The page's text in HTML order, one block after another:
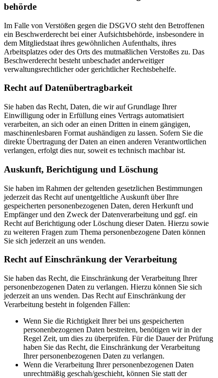
behörde
Im Falle von Verstößen gegen die DSGVO steht den Betroffenen
ein Beschwerderecht bei einer Aufsichtsbehörde, insbesondere in
dem Mitgliedstaat ihres gewöhnlichen Aufenthalts, ihres
Arbeitsplatzes oder des Orts des mutmaßlichen Verstoßes zu. Das
Beschwerderecht besteht unbeschadet anderweitiger
verwaltungsrechtlicher oder gerichtlicher Rechtsbehelfe.
Recht auf Daten­übertrag­barkeit
Sie haben das Recht, Daten, die wir auf Grundlage Ihrer
Einwilligung oder in Erfüllung eines Vertrags automatisiert
verarbeiten, an sich oder an einen Dritten in einem gängigen,
maschinenlesbaren Format aushändigen zu lassen. Sofern Sie die
direkte Übertragung der Daten an einen anderen Verantwortlichen
verlangen, erfolgt dies nur, soweit es technisch machbar ist.
Auskunft, Berichtigung und Löschung
Sie haben im Rahmen der geltenden gesetzlichen Bestimmungen
jederzeit das Recht auf unentgeltliche Auskunft über Ihre
gespeicherten personenbezogenen Daten, deren Herkunft und
Empfänger und den Zweck der Datenverarbeitung und ggf. ein
Recht auf Berichtigung oder Löschung dieser Daten. Hierzu sowie
zu weiteren Fragen zum Thema personenbezogene Daten können
Sie sich jederzeit an uns wenden.
Recht auf Einschränkung der Verarbeitung
Sie haben das Recht, die Einschränkung der Verarbeitung Ihrer
personenbezogenen Daten zu verlangen. Hierzu können Sie sich
jederzeit an uns wenden. Das Recht auf Einschränkung der
Verarbeitung besteht in folgenden Fällen:
Wenn Sie die Richtigkeit Ihrer bei uns gespeicherten
personenbezogenen Daten bestreiten, benötigen wir in der
Regel Zeit, um dies zu überprüfen. Für die Dauer der Prüfung
haben Sie das Recht, die Einschränkung der Verarbeitung
Ihrer personenbezogenen Daten zu verlangen.
Wenn die Verarbeitung Ihrer personenbezogenen Daten
unrechtmäßig geschah/geschieht, können Sie statt der